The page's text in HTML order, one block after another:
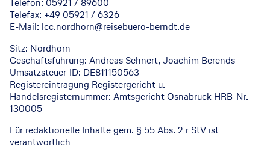
Telefon: 05921 / 89600
Telefax: +49 05921 / 6326
E-Mail: lcc.nordhorn@reisebuero-berndt.de
Sitz: Nordhorn
Geschäftsführung: Andreas Sehnert, Joachim Berends
Umsatzsteuer-ID: DE811150563
Registereintragung Registergericht u.
Handelsregisternummer: Amtsgericht Osnabrück HRB-Nr.
130005
Für redaktionelle Inhalte gem. § 55 Abs. 2 r StV ist
verantwortlich